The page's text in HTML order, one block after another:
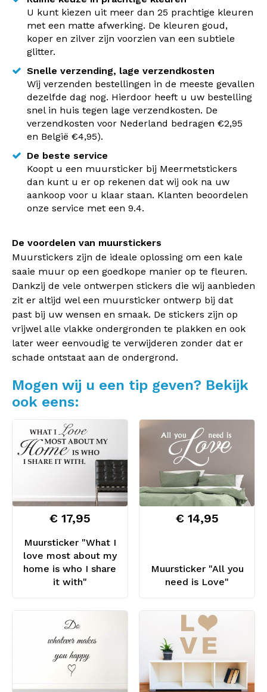
U kunt kiezen uit meer dan 25 prachtige kleuren
met een matte afwerking. De kleuren goud,
koper en zilver zijn voorzien van een subtiele
glitter.
Snelle verzending, lage verzendkosten
Wij verzenden bestellingen in de meeste gevallen
dezelfde dag nog. Hierdoor heeft u uw bestelling
snel in huis tegen lage verzendkosten. De
verzendkosten voor Nederland bedragen €2,95
en België €4,95).
De beste service
Koopt u een muursticker bij Meermetstickers
dan kunt u er op rekenen dat wij ook na uw
aankoop voor u klaar staan. Klanten beoordelen
onze service met een 9.4.
De voordelen van muurstickers
Muurstickers zijn de ideale oplossing om een kale
saaie muur op een goedkope manier op te fleuren.
Dankzij de vele ontwerpen stickers die wij aanbieden
zit er altijd wel een muursticker ontwerp bij dat
past bij uw wensen en smaak. De stickers zijn op
vrijwel alle vlakke ondergronden te plakken en ook
later weer eenvoudig te verwijderen zonder dat er
schade ontstaat aan de ondergrond.
Mogen wij u een tip geven? Bekijk
ook eens:
Muursticker "What I
love most about my
home is who I share
it with"
€ 17,95
Muursticker "All you
need is Love"
€ 14,95